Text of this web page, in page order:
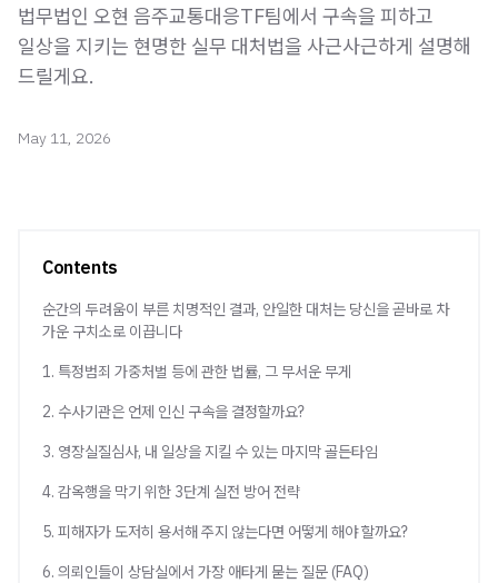
법무법인 오현 음주교통대응TF팀에서 구속을 피하고
일상을 지키는 현명한 실무 대처법을 사근사근하게 설명해
드릴게요.
May 11, 2026
Contents
순간의 두려움이 부른 치명적인 결과, 안일한 대처는 당신을 곧바로 차
가운 구치소로 이끕니다
1. 특정범죄 가중처벌 등에 관한 법률, 그 무서운 무게
2. 수사기관은 언제 인신 구속을 결정할까요?
3. 영장실질심사, 내 일상을 지킬 수 있는 마지막 골든타임
4. 감옥행을 막기 위한 3단계 실전 방어 전략
5. 피해자가 도저히 용서해 주지 않는다면 어떻게 해야 할까요?
6. 의뢰인들이 상담실에서 가장 애타게 묻는 질문 (FAQ)